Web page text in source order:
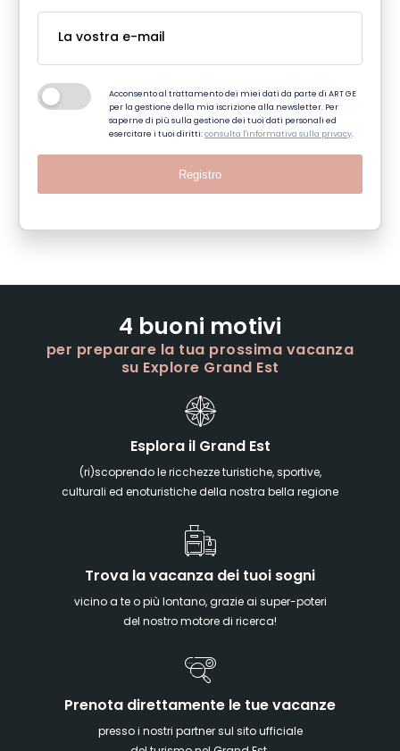
Acconsento al trattamento dei miei dati da parte di ART GE
per la gestione della mia iscrizione alla newsletter. Per
saperne di più sulla gestione dei tuoi dati personali ed
esercitare i tuoi diritti:consulta l'informativa sulla privacy.
Registro
4 buoni motivi
per preparare la tua prossima vacanza
su Explore Grand Est
Esplora il Grand Est
(ri)scoprendo le ricchezze turistiche, sportive,
culturali ed enoturistiche della nostra bella regione
Trova la vacanza dei tuoi sogni
vicino a te o più lontano, grazie ai super-poteri
del nostro motore di ricerca!
Prenota direttamente le tue vacanze
presso i nostri partner sul sito ufficiale